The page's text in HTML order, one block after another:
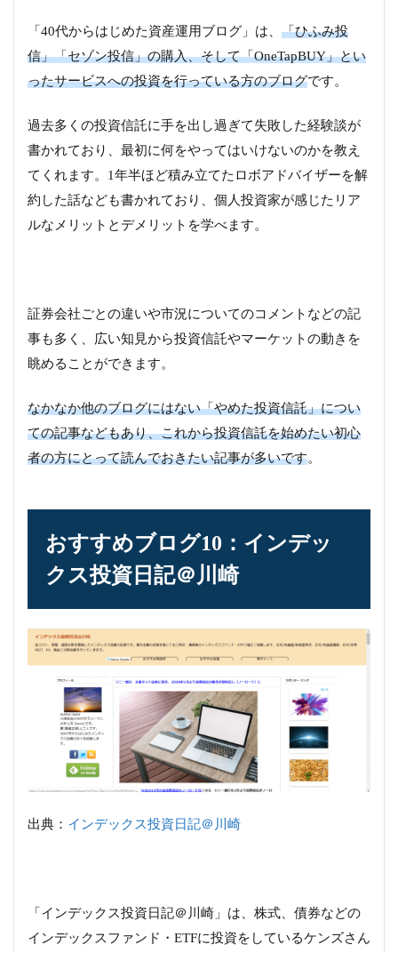
「40代からはじめた資産運用ブログ」は、 「ひふみ投
信」「セゾン投信」の購入、そして「OneTapBUY」とい
ったサービスへの投資を行っている方のブログです。
過去多くの投資信託に手を出し過ぎて失敗した経験談が
書かれており、最初に何をやってはいけないのかを教え
てくれます。1年半ほど積み立てたロボアドバイザーを解
約した話なども書かれており、個人投資家が感じたリア
ルなメリットとデメリットを学べます。
証券会社ごとの違いや市況についてのコメントなどの記
事も多く、広い知見から投資信託やマーケットの動きを
眺めることができます。
なかなか他のブログにはない「やめた投資信託」につい
ての記事などもあり、これから投資信託を始めたい初心
者の方にとって読んでおきたい記事が多いです。
おすすめブログ10：インデッ
クス投資日記＠川崎
出典： インデックス投資日記＠川崎
「インデックス投資日記＠川崎」は、株式、債券などの
インデックスファンド・ETFに投資をしているケンズさん